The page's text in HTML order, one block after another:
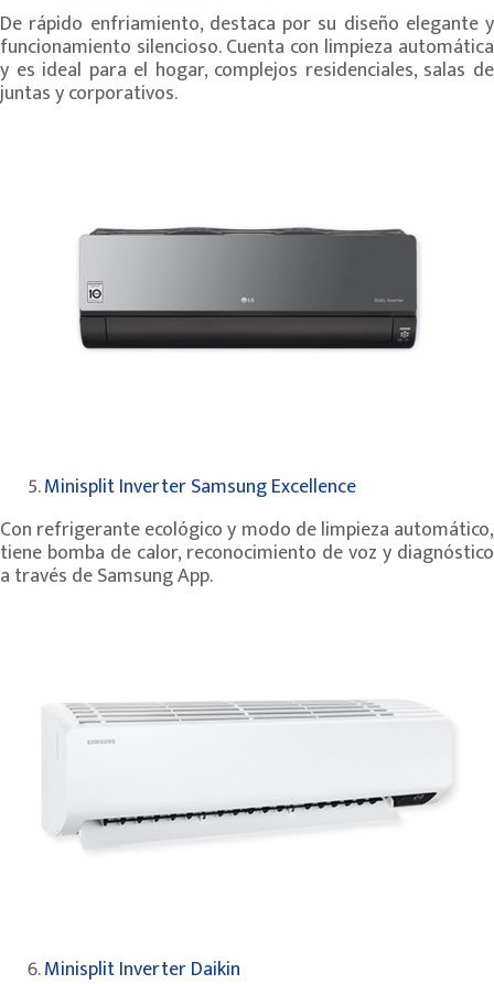
De rápido enfriamiento, destaca por su diseño elegante y
funcionamiento silencioso. Cuenta con limpieza automática
y es ideal para el hogar, complejos residenciales, salas de
juntas y corporativos.
Minisplit Inverter Samsung Excellence
Con refrigerante ecológico y modo de limpieza automático,
tiene bomba de calor, reconocimiento de voz y diagnóstico
a través de Samsung App.
Minisplit Inverter Daikin